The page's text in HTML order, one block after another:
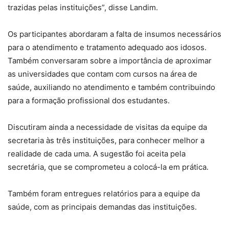
trazidas pelas instituições”, disse Landim.
Os participantes abordaram a falta de insumos necessários
para o atendimento e tratamento adequado aos idosos.
Também conversaram sobre a importância de aproximar
as universidades que contam com cursos na área de
saúde, auxiliando no atendimento e também contribuindo
para a formação profissional dos estudantes.
Discutiram ainda a necessidade de visitas da equipe da
secretaria às três instituições, para conhecer melhor a
realidade de cada uma. A sugestão foi aceita pela
secretária, que se comprometeu a colocá-la em prática.
Também foram entregues relatórios para a equipe da
saúde, com as principais demandas das instituições.